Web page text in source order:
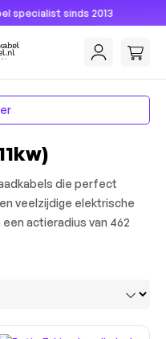
sinds 2013
die perfect
veelzijdige elektrische
actieradius van 462